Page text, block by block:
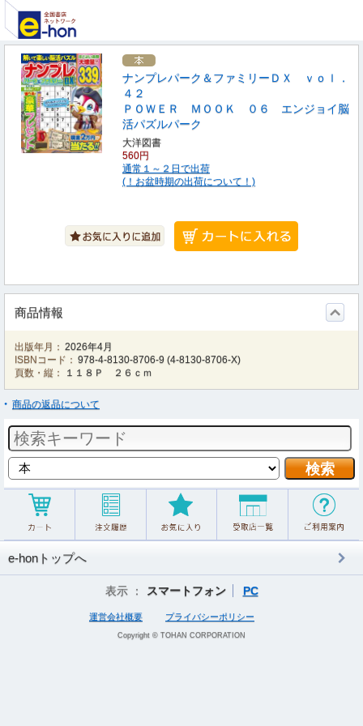
ナンプレパーク＆ファミリーＤＸ ｖｏｌ．
４２
ＰＯＷＥＲ ＭＯＯＫ ０６ エンジョイ脳
活パズルパーク
大洋図書
560円
通常１～２日で出荷
(！お盆時期の出荷について！)
商品情報
出版年月： 2026年4月
ISBNコード： 978-4-8130-8706-9 (4-8130-8706-X)
頁数・縦：
１１８Ｐ ２６ｃｍ
商品の返品について
e-honトップへ
表示 ： スマートフォン PC
運営会社概要 プライバシーポリシー
Copyright © TOHAN CORPORATION